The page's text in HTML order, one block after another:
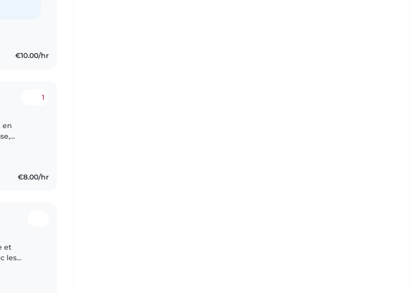
€10.00/hr
1
en
€8.00/hr
et
les